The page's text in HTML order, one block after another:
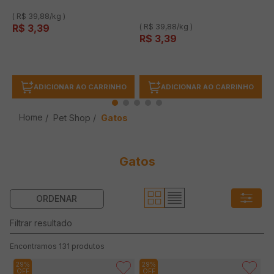
( R$ 39,88/kg )
R$ 3,39
ADICIONAR AO CARRINHO
( R$ 39,88/kg )
R$ 3,39
ADICIONAR AO CARRINHO
Pet Shop Gatos
Gatos
131 produtos
29%
OFF
29%
OFF